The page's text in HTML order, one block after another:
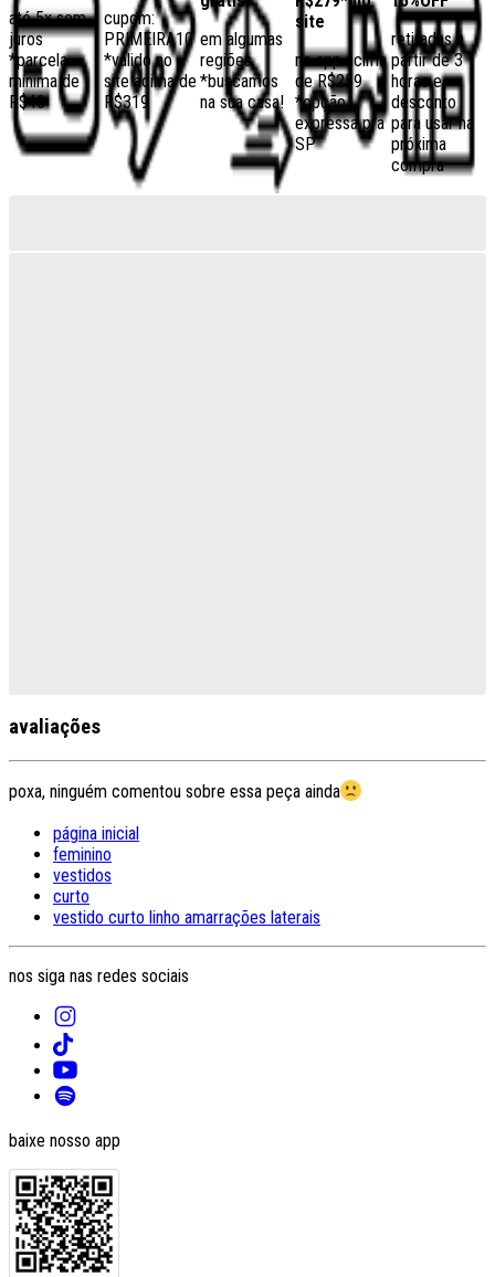
até 5x sem
juros
*parcela
mínima de
R$40
cupom:
PRIMEIRA10
*válido no
site acima de
R$319
em algumas
regiões,
*buscamos
na sua casa!
site
no app acima
de R$259
*opção
expressa pra
SP
retiradas a
partir de 3
horas e
desconto
para usar na
próxima
compra
avaliações
poxa, ninguém comentou sobre essa peça ainda
página inicial
feminino
vestidos
curto
vestido curto linho amarrações laterais
nos siga nas redes sociais
baixe nosso app